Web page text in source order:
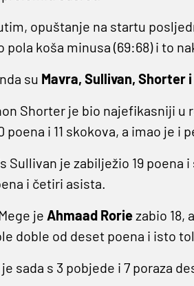
opuštanje na startu
pola koša minusa (69:68) i to
su Mavra, Sullivan, Shorter
Shorter je bio najefikasniji u
poena i 11 skokova, a imao je
Sullivan je zabilježio 19 poena
i četiri asista.
je Ahmaad Roriezabio 18,
doble od deset poena i isto
sada s 3 pobjede i 7 poraza